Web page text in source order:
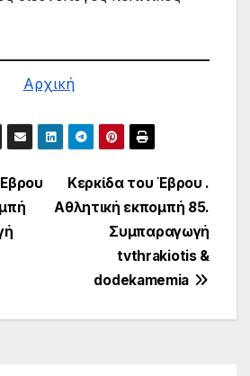
Αρχική
Κερκίδα του Έβρου .
Αθλητική εκπομπή 85.
Συμπαραγωγή
tvthrakiotis &
dodekamemia